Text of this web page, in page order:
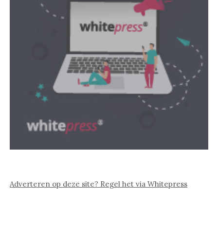
Adverteren op deze site? Regel het via Whitepress